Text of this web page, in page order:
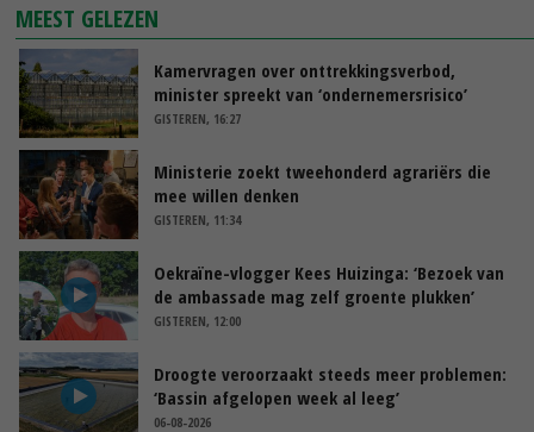
MEEST GELEZEN
Kamervragen over onttrekkingsverbod,
minister spreekt van ‘ondernemersrisico’
GISTEREN, 16:27
Ministerie zoekt tweehonderd agrariërs die
mee willen denken
GISTEREN, 11:34
Oekraïne-vlogger Kees Huizinga: ‘Bezoek van
de ambassade mag zelf groente plukken’
GISTEREN, 12:00
Droogte veroorzaakt steeds meer problemen:
‘Bassin afgelopen week al leeg’
06-08-2026